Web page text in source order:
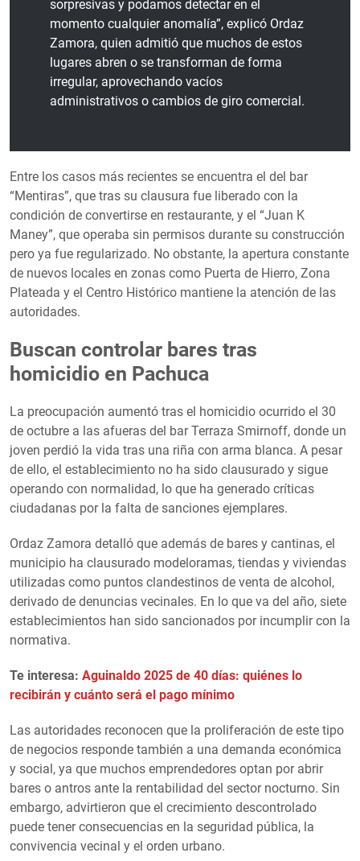
sorpresivas y podamos detectar en el
momento cualquier anomalía”, explicó Ordaz
Zamora, quien admitió que muchos de estos
lugares abren o se transforman de forma
irregular, aprovechando vacíos
administrativos o cambios de giro comercial.
Entre los casos más recientes se encuentra el del bar
“Mentiras”, que tras su clausura fue liberado con la
condición de convertirse en restaurante, y el “Juan K
Maney”, que operaba sin permisos durante su construcción
pero ya fue regularizado. No obstante, la apertura constante
de nuevos locales en zonas como Puerta de Hierro, Zona
Plateada y el Centro Histórico mantiene la atención de las
autoridades.
Buscan controlar bares tras
homicidio en Pachuca
La preocupación aumentó tras el homicidio ocurrido el 30
de octubre a las afueras del bar Terraza Smirnoff, donde un
joven perdió la vida tras una riña con arma blanca. A pesar
de ello, el establecimiento no ha sido clausurado y sigue
operando con normalidad, lo que ha generado críticas
ciudadanas por la falta de sanciones ejemplares.
Ordaz Zamora detalló que además de bares y cantinas, el
municipio ha clausurado modeloramas, tiendas y viviendas
utilizadas como puntos clandestinos de venta de alcohol,
derivado de denuncias vecinales. En lo que va del año, siete
establecimientos han sido sancionados por incumplir con la
normativa.
Te interesa: Aguinaldo 2025 de 40 días: quiénes lo
recibirán y cuánto será el pago mínimo
Las autoridades reconocen que la proliferación de este tipo
de negocios responde también a una demanda económica
y social, ya que muchos emprendedores optan por abrir
bares o antros ante la rentabilidad del sector nocturno. Sin
embargo, advirtieron que el crecimiento descontrolado
puede tener consecuencias en la seguridad pública, la
convivencia vecinal y el orden urbano.